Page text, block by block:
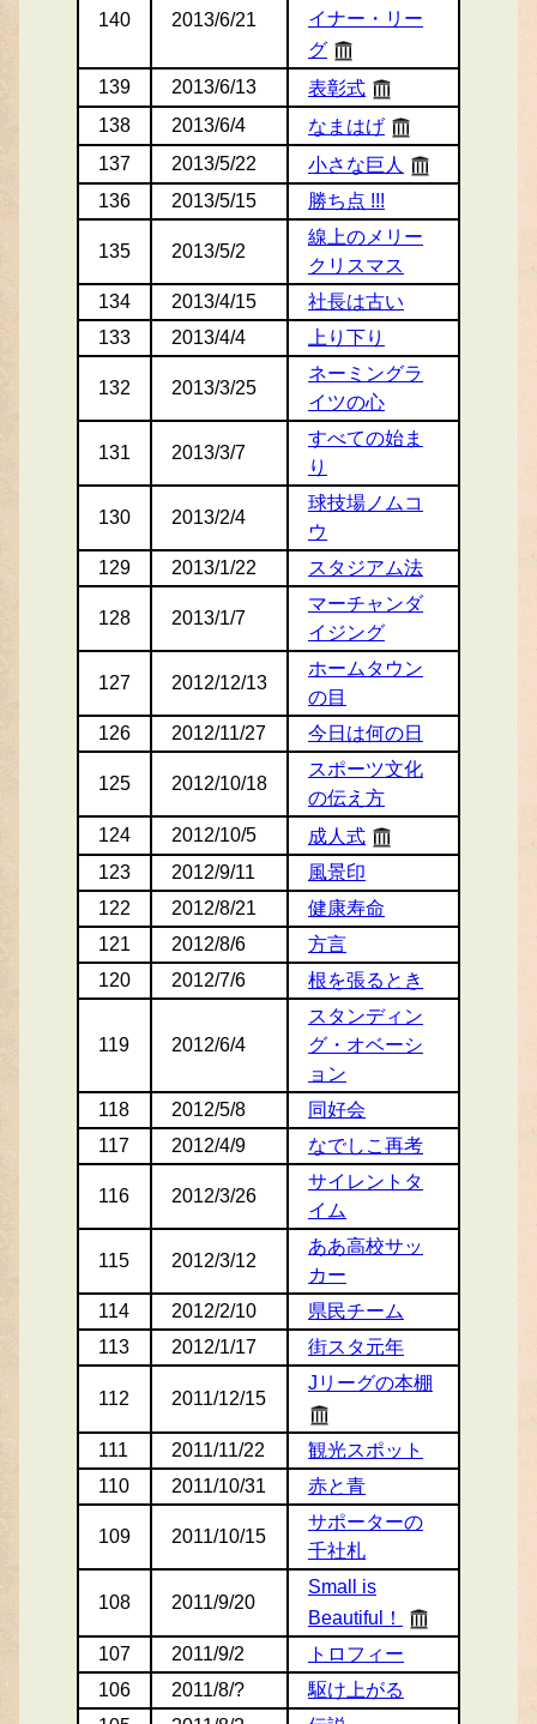
140 2013/6/21
イナー・リー
グ
139
2013/6/13
表彰式
138
2013/6/4
なまはげ
137
2013/5/22
小さな巨人
136
2013/5/15 勝ち点 !!!
135 2013/5/2
線上のメリー
クリスマス
134
2013/4/15
社長は古い
133
2013/4/4 上り下り
132 2013/3/25
ネーミングラ
イツの心
131 2013/3/7
すべての始ま
り
130 2013/2/4
球技場ノムコ
ウ
129
2013/1/22 スタジアム法
128 2013/1/7
マーチャンダ
イジング
127 2012/12/13
ホームタウン
の目
126
2012/11/27 今日は何の日
125 2012/10/18
スポーツ文化
の伝え方
124
2012/10/5
成人式
123
2012/9/11
風景印
122
2012/8/21
健康寿命
121
2012/8/6
方言
120
2012/7/6 根を張るとき
119 2012/6/4
スタンディン
グ・オベーシ
ョン
118
2012/5/8
同好会
117
2012/4/9 なでしこ再考
116 2012/3/26
サイレントタ
イム
115 2012/3/12
ああ高校サッ
カー
114
2012/2/10
県民チーム
113
2012/1/17 街スタ元年
112 2011/12/15
Jリーグの本棚
111 2011/11/22
観光スポット
110
2011/10/31 赤と青
109 2011/10/15
サポーターの
千社札
108 2011/9/20
Small is
Beautiful！
107
2011/9/2
トロフィー
106
2011/8/?
駆け上がる